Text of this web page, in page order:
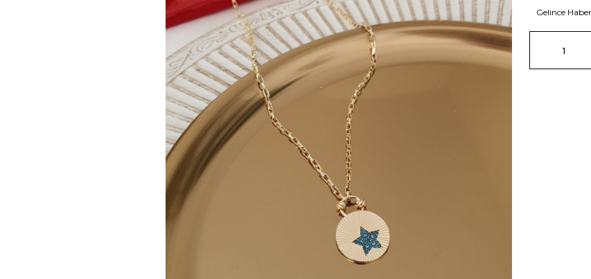
Gelince